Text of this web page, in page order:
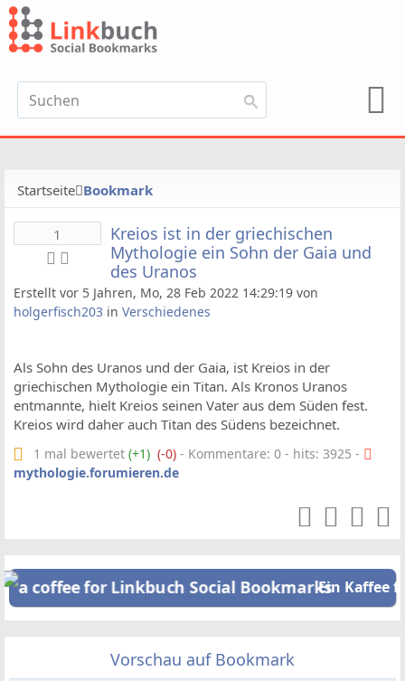
Startseite Bookmark
1
Kreios ist in der griechischen
Mythologie ein Sohn der Gaia und
des Uranos
Erstellt vor 5 Jahren, Mo, 28 Feb 2022 14:29:19 von
holgerfisch203 in Verschiedenes
Als Sohn des Uranos und der Gaia, ist Kreios in der
griechischen Mythologie ein Titan. Als Kronos Uranos
entmannte, hielt Kreios seinen Vater aus dem Süden fest.
Kreios wird daher auch Titan des Südens bezeichnet.
1 mal bewertet (+1) (-0) - Kommentare: 0 - hits: 3925 -
mythologie.forumieren.de
Ein Kaffee
Vorschau auf Bookmark